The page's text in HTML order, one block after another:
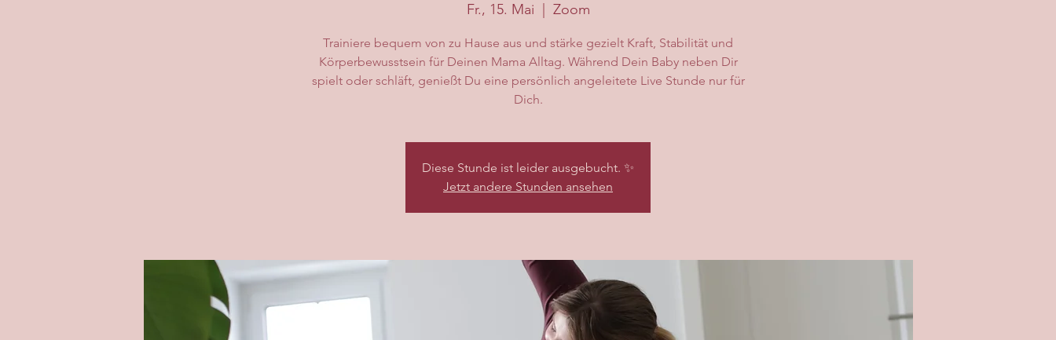
Fr., 15. Mai Zoom
Trainiere bequem von zu Hause aus und stärke gezielt Kraft, Stabilität und
Körperbewusstsein für Deinen Mama Alltag. Während Dein Baby neben Dir
spielt oder schläft, genießt Du eine persönlich angeleitete Live Stunde nur für
Dich.
Diese Stunde ist leider ausgebucht. ✨
Jetzt andere Stunden ansehen